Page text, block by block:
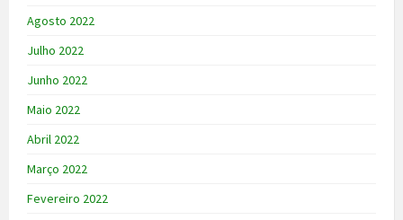
Agosto 2022
Julho 2022
Junho 2022
Maio 2022
Abril 2022
Março 2022
Fevereiro 2022